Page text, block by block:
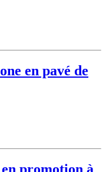
en pavé de
promotion à